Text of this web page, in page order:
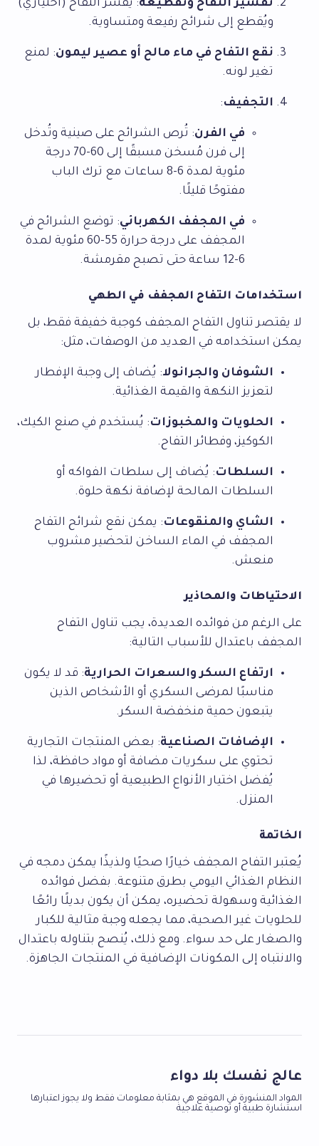
تقشير التفاح وتقطيعه: يُقشر التفاح (اختياري)
ويُقطع إلى شرائح رفيعة ومتساوية.
نقع التفاح في ماء مالح أو عصير ليمون: لمنع
تغير لونه.
التجفيف:
في الفرن: تُرص الشرائح على صينية وتُدخل
إلى فرن مُسخن مسبقًا إلى 60-70 درجة
مئوية لمدة 6-8 ساعات مع ترك الباب
مفتوحًا قليلًا.
في المجفف الكهربائي: توضع الشرائح في
المجفف على درجة حرارة 55-60 مئوية لمدة
6-12 ساعة حتى تصبح مقرمشة.
استخدامات التفاح المجفف في الطهي
لا يقتصر تناول التفاح المجفف كوجبة خفيفة فقط، بل
يمكن استخدامه في العديد من الوصفات، مثل:
الشوفان والجرانولا: يُضاف إلى وجبة الإفطار
لتعزيز النكهة والقيمة الغذائية.
الحلويات والمخبوزات: يُستخدم في صنع الكيك،
الكوكيز، وفطائر التفاح.
السلطات: يُضاف إلى سلطات الفواكه أو
السلطات المالحة لإضافة نكهة حلوة.
الشاي والمنقوعات: يمكن نقع شرائح التفاح
المجفف في الماء الساخن لتحضير مشروب
منعش.
الاحتياطات والمحاذير
على الرغم من فوائده العديدة، يجب تناول التفاح
المجفف باعتدال للأسباب التالية:
ارتفاع السكر والسعرات الحرارية: قد لا يكون
مناسبًا لمرضى السكري أو الأشخاص الذين
يتبعون حمية منخفضة السكر.
الإضافات الصناعية: بعض المنتجات التجارية
تحتوي على سكريات مضافة أو مواد حافظة، لذا
يُفضل اختيار الأنواع الطبيعية أو تحضيرها في
المنزل.
الخاتمة
يُعتبر التفاح المجفف خيارًا صحيًا ولذيذًا يمكن دمجه في
النظام الغذائي اليومي بطرق متنوعة. بفضل فوائده
الغذائية وسهولة تحضيره، يمكن أن يكون بديلًا رائعًا
للحلويات غير الصحية، مما يجعله وجبة مثالية للكبار
والصغار على حد سواء. ومع ذلك، يُنصح بتناوله باعتدال
والانتباه إلى المكونات الإضافية في المنتجات الجاهزة.
عالج نفسك بلا دواء
المواد المنشورة في الموقع هي بمثابة معلومات فقط ولا يجوز اعتبارها
استشارة طبية أو توصية علاجية